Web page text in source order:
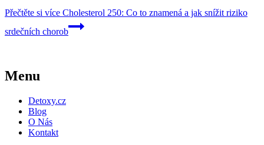
Přečtěte si více Cholesterol 250: Co to znamená a jak snížit riziko
srdečních chorob
Menu
Detoxy.cz
Blog
O Nás
Kontakt